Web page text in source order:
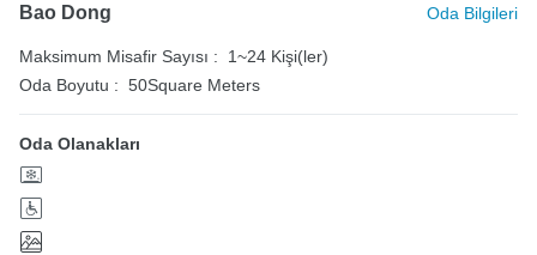
Bao Dong Oda Bilgileri
Maksimum Misafir Sayısı :
1~24 Kişi(ler)
Oda Boyutu : 50Square Meters
Oda Olanakları